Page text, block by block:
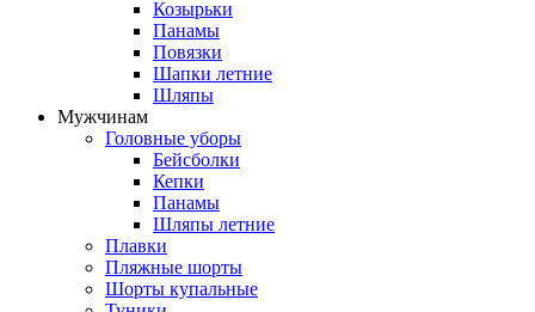
Козырьки
Панамы
Повязки
Шапки летние
Шляпы
Мужчинам
Головные уборы
Бейсболки
Кепки
Панамы
Шляпы летние
Плавки
Пляжные шорты
Шорты купальные